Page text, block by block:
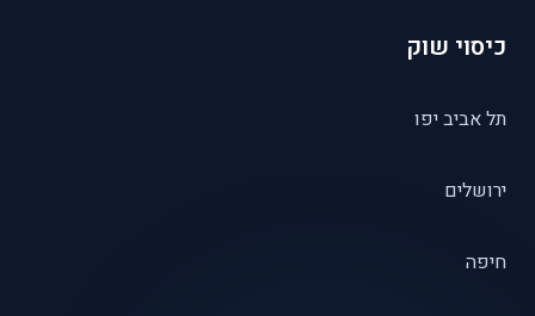
כיסוי שוק
תל אביב יפו
ירושלים
חיפה